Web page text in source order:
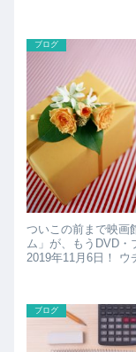
ブログ
ついこの前まで映画
ム」が、もうDVD・ブ
2019年11月6日！ ウチの奥さんがファンらしく、プレゼントとし
ブログ